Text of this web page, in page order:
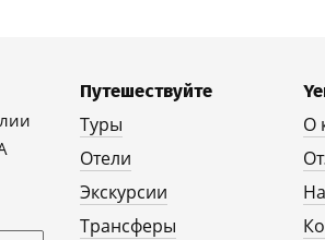
Путешествуйте
Туры
Отели
Экскурсии
Трансферы
О